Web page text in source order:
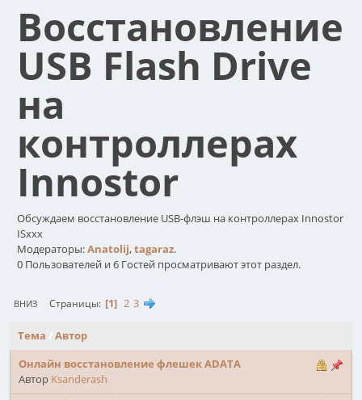
Восстановление
USB Flash Drive
на
контроллерах
Innostor
Обсуждаем восстановление USB-флэш на контроллерах Innostor
ISxxx
Модераторы:Anatolij,tagaraz.
0 Пользователей и 6 Гостей просматривают этот раздел.
ВНИЗ Страницы 1 2 3
Тема
Автор
Онлайн восстановление флешек ADATA
Автор Ksanderash